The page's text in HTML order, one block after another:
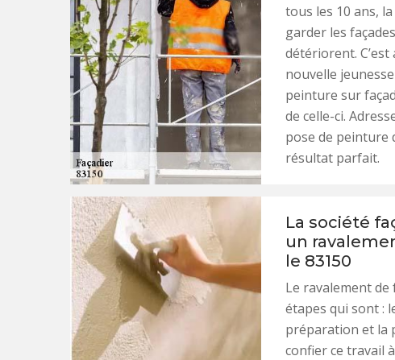
tous les 10 ans,
garder les
détériorent.
nouvelle
peinture sur
de celle-ci.
pose de peinture
résultat parfait.
La société
un
le 83150
Le ravalement
étapes qui sont :
préparation et la
confier ce travail